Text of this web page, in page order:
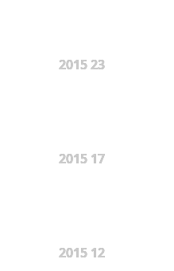
2015 23
2015 17
2015 12